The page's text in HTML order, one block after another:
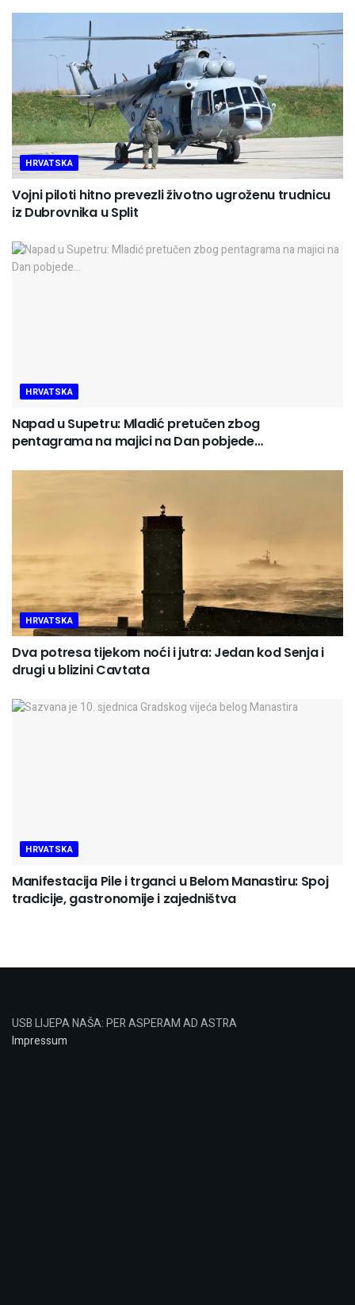
HRVATSKA
Vojni piloti hitno prevezli životno ugroženu trudnicu
iz Dubrovnika u Split
HRVATSKA
Napad u Supetru: Mladić pretučen zbog
pentagrama na majici na Dan pobjede…
HRVATSKA
Dva potresa tijekom noći i jutra: Jedan kod Senja i
drugi u blizini Cavtata
HRVATSKA
Manifestacija Pile i trganci u Belom Manastiru: Spoj
tradicije, gastronomije i zajedništva
USB LIJEPA NAŠA: PER ASPERAM AD ASTRA
Impressum